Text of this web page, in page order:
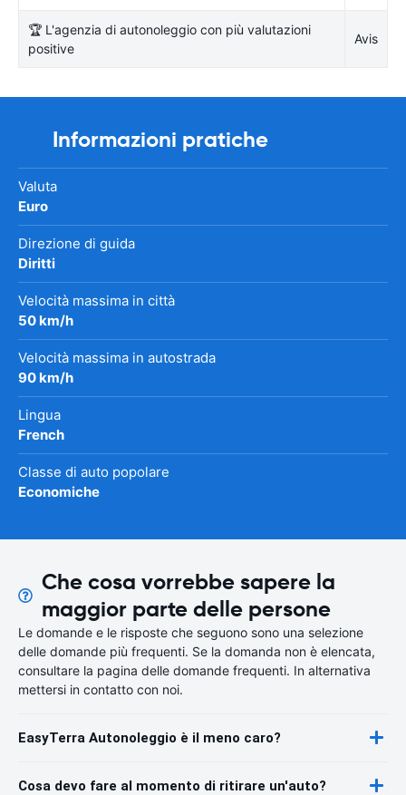
🏆 L'agenzia di autonoleggio con più valutazioni
positive
Avis
Informazioni pratiche
Valuta
Euro
Direzione di guida
Diritti
Velocità massima in città
50 km/h
Velocità massima in autostrada
90 km/h
Lingua
French
Classe di auto popolare
Economiche
Che cosa vorrebbe sapere la
maggior parte delle persone
Le domande e le risposte che seguono sono una selezione
delle domande più frequenti. Se la domanda non è elencata,
consultare la pagina delle domande frequenti. In alternativa
mettersi in contatto con noi.
EasyTerra Autonoleggio è il meno caro?
Cosa devo fare al momento di ritirare un'auto?